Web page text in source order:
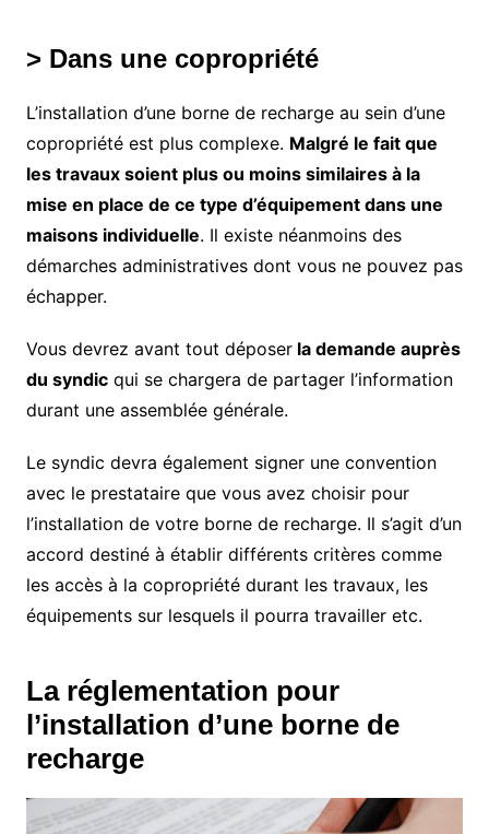
> Dans une copropriété
L’installation d’une borne de recharge au sein d’une
copropriété est plus complexe. Malgré le fait que
les travaux soient plus ou moins similaires à la
mise en place de ce type d’équipement dans une
maisons individuelle. Il existe néanmoins des
démarches administratives dont vous ne pouvez pas
échapper.
Vous devrez avant tout déposerla demande auprès
du syndicqui se chargera de partager l’information
durant une assemblée générale.
Le syndic devra également signer une convention
avec le prestataire que vous avez choisir pour
l’installation de votre borne de recharge. Il s’agit d’un
accord destiné à établir différents critères comme
les accès à la copropriété durant les travaux, les
équipements sur lesquels il pourra travailler etc.
La réglementation pour
l’installation d’une borne de
recharge